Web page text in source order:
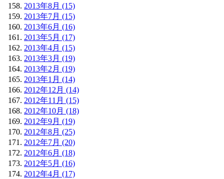
2013年8月 (15)
2013年7月 (15)
2013年6月 (16)
2013年5月 (17)
2013年4月 (15)
2013年3月 (19)
2013年2月 (19)
2013年1月 (14)
2012年12月 (14)
2012年11月 (15)
2012年10月 (18)
2012年9月 (19)
2012年8月 (25)
2012年7月 (20)
2012年6月 (18)
2012年5月 (16)
2012年4月 (17)